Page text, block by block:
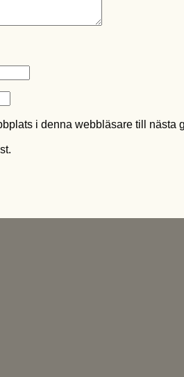
i denna webbläsare till nästa